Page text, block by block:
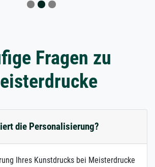
Fragen zu
die Personalisierung?
Ihres Kunstdrucks bei Meisterdrucke